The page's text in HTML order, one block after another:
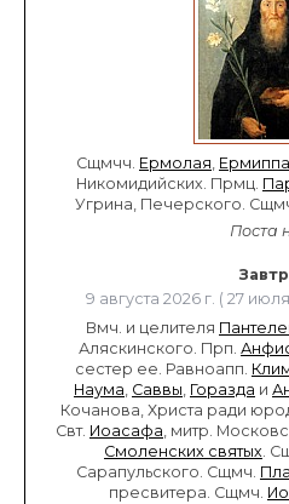
Сщмчч. Ермолая, Ермиппа
Никомидийских. Прмц.
Угрина, Печерского.
Поста
9 августа 2026 г. ( 27
Вмч. и целителя
Аляскинского. Прп.
сестер ее. Равноапп.
Наума, Саввы, Горазда и
Кочанова, Христа ради
Свт. Иоасафа, митр.
Смоленских святых.
Сарапульского. Сщмч.
пресвитера. Сщмч.